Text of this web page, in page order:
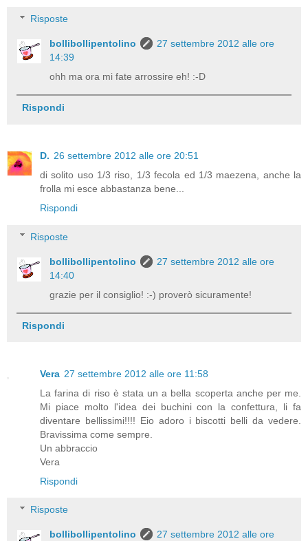
Risposte
bollibollipentolino
27 settembre 2012 alle ore
14:39
ohh ma ora mi fate arrossire eh! :-D
Rispondi
D. 26 settembre 2012 alle ore 20:51
di solito uso 1/3 riso, 1/3 fecola ed 1/3 maezena, anche la
frolla mi esce abbastanza bene...
Rispondi
Risposte
bollibollipentolino
27 settembre 2012 alle ore
14:40
grazie per il consiglio! :-) proverò sicuramente!
Rispondi
Vera 27 settembre 2012 alle ore 11:58
La farina di riso è stata un a bella scoperta anche per me.
Mi piace molto l'idea dei buchini con la confettura, li fa
diventare bellissimi!!!! Eio adoro i biscotti belli da vedere.
Bravissima come sempre.
Un abbraccio
Vera
Rispondi
Risposte
bollibollipentolino
27 settembre 2012 alle ore